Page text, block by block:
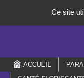
ACCUEIL
Ce site